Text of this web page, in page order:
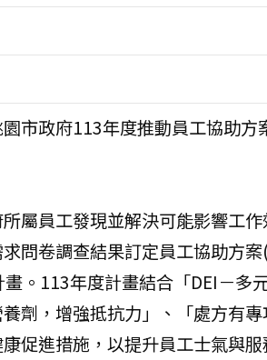
市政府113年度推動員工協助方
屬員工發現並解決可能影響工
問卷調查結果訂定員工協助方
。113年度計畫結合「DEI－多
劑，增強抵抗力」、「處方有
促進措施，以提升員工士氣與